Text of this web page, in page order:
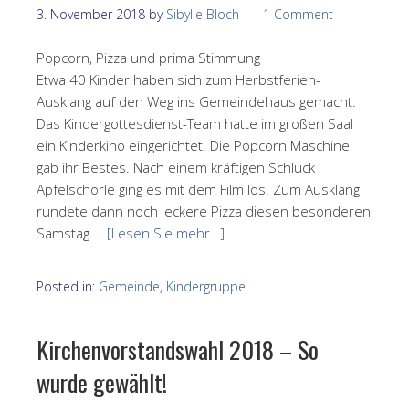
3. November 2018 by Sibylle Bloch 1 Comment
Popcorn, Pizza und prima Stimmung
Etwa 40 Kinder haben sich zum Herbstferien-
Ausklang auf den Weg ins Gemeindehaus gemacht.
Das Kindergottesdienst-Team hatte im großen Saal
ein Kinderkino eingerichtet. Die Popcorn Maschine
gab ihr Bestes. Nach einem kräftigen Schluck
Apfelschorle ging es mit dem Film los. Zum Ausklang
rundete dann noch leckere Pizza diesen besonderen
Samstag … [Lesen Sie mehr…]
Posted in: Gemeinde, Kindergruppe
Kirchenvorstandswahl 2018 – So
wurde gewählt!